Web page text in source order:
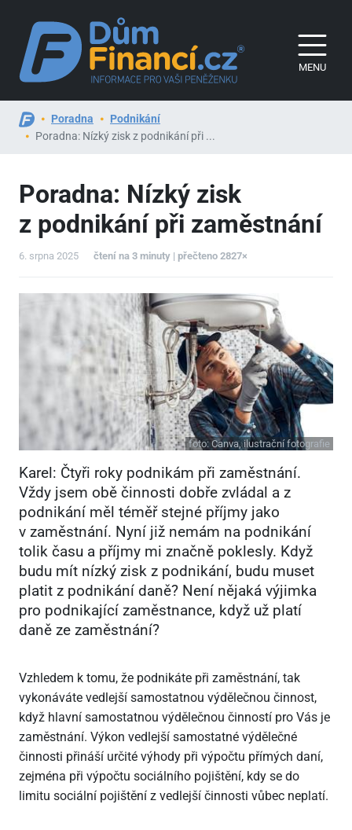
MENU
Poradna
Podnikání
Poradna: Nízký zisk z podnikání při ...
Poradna: Nízký zisk
z podnikání při zaměstnání
6. srpna 2025 čtení na 3 minuty | přečteno 2827×
foto:Canva, ilustrační fotografie
Karel: Čtyři roky podnikám při zaměstnání.
Vždy jsem obě činnosti dobře zvládal a z
podnikání měl téměř stejné příjmy jako
v zaměstnání. Nyní již nemám na podnikání
tolik času a příjmy mi značně poklesly. Když
budu mít nízký zisk z podnikání, budu muset
platit z podnikání daně? Není nějaká výjimka
pro podnikající zaměstnance, když už platí
daně ze zaměstnání?
Vzhledem k tomu, že podnikáte při zaměstnání, tak
vykonáváte vedlejší samostatnou výdělečnou činnost,
když hlavní samostatnou výdělečnou činností pro Vás je
zaměstnání. Výkon vedlejší samostatné výdělečné
činnosti přináší určité výhody při výpočtu přímých daní,
zejména při výpočtu sociálního pojištění, kdy se do
limitu sociální pojištění z vedlejší činnosti vůbec neplatí.